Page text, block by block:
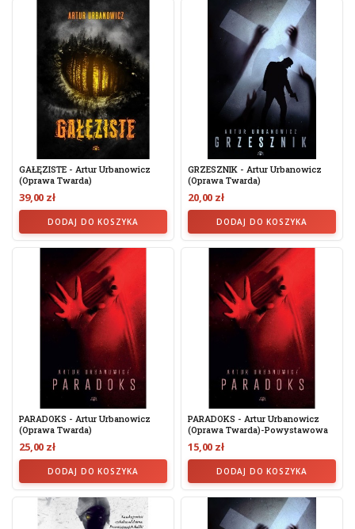
GAŁĘZISTE - Artur Urbanowicz
(oprawa Twarda)
39,00 zł
DODAJ DO KOSZYKA
GRZESZNIK - Artur Urbanowicz
(Oprawa Twarda)
20,00 zł
DODAJ DO KOSZYKA
PARADOKS - Artur Urbanowicz
(oprawa Twarda)
25,00 zł
DODAJ DO KOSZYKA
PARADOKS - Artur Urbanowicz
(oprawa Twarda)-Powystawowa
15,00 zł
DODAJ DO KOSZYKA